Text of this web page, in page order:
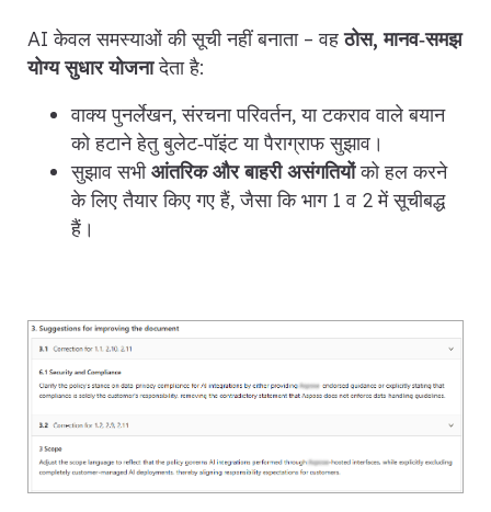
AI केवल समस्याओं की सूची नहीं बनाता – वहठोस, मानव‑समझ
योग्य सुधार योजनादेता है:
वाक्य पुनर्लेखन, संरचना परिवर्तन, या टकराव वाले बयान
को हटाने हेतु बुलेट‑पॉइंट या पैराग्राफ सुझाव।
सुझाव सभीआंतरिक और बाहरी असंगतियोंको हल करने
के लिए तैयार किए गए हैं, जैसा कि भाग 1 व 2 में सूचीबद्ध
हैं।